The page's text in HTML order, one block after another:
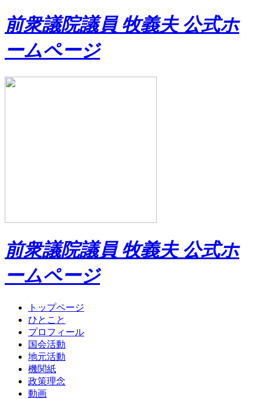
前衆議院議員 牧義夫 公式ホ
ームページ
前衆議院議員 牧義夫 公式ホ
ームページ
トップページ
ひとこと
プロフィール
国会活動
地元活動
機関紙
政策理念
動画